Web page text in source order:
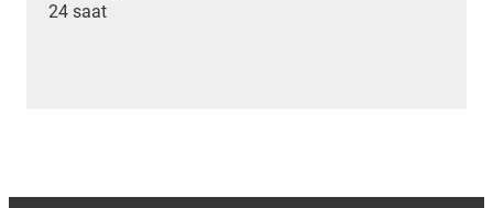
24 saat